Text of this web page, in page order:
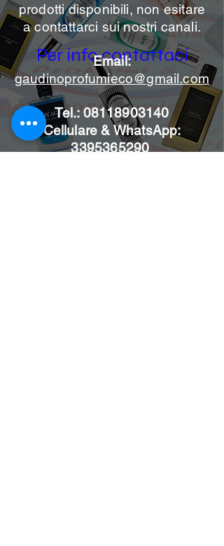
Per info contattaci
prodotti disponibili, non esitare
a contattarci sui nostri canali.
Email:
gaudinoprofumieco@gmail.com
Tel.: 08118903140
Cellulare & WhatsApp:
3395365290